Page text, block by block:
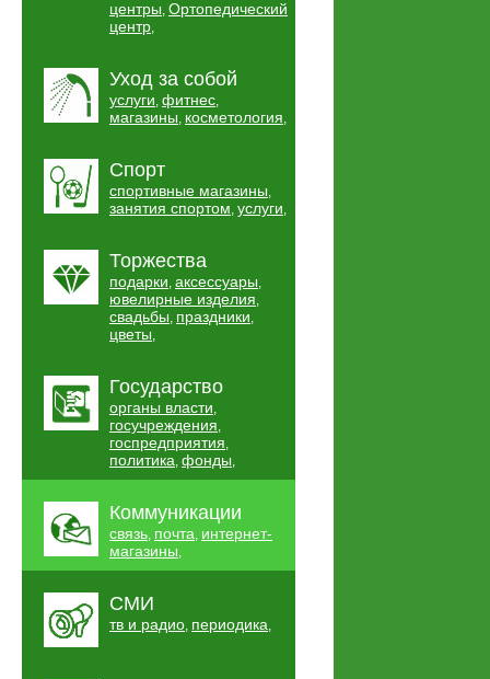
центры, Ортопедический
центр,
Уход за собой
услуги, фитнес,
магазины, косметология,
Спорт
спортивные магазины,
занятия спортом, услуги,
Торжества
подарки, аксессуары,
ювелирные изделия,
свадьбы, праздники,
цветы,
Государство
органы власти,
госучреждения,
госпредприятия,
политика, фонды,
Коммуникации
связь, почта, интернет-
магазины,
СМИ
тв и радио, периодика,